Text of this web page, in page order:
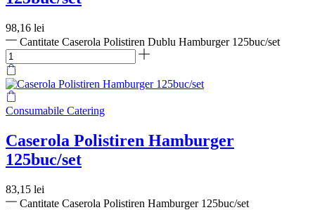
98,16 lei
Cantitate Caserola Polistiren Dublu Hamburger 125buc/set
Consumabile Catering
Caserola Polistiren Hamburger
125buc/set
83,15 lei
Cantitate Caserola Polistiren Hamburger 125buc/set